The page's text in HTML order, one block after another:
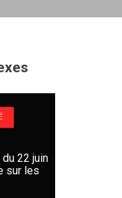
22 juin
sur les